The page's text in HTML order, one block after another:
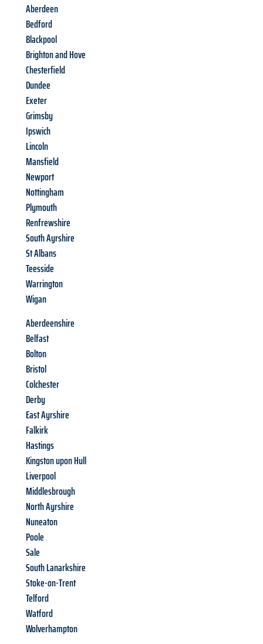
Aberdeen
Bedford
Blackpool
Brighton and Hove
Chesterfield
Dundee
Exeter
Grimsby
Ipswich
Lincoln
Mansfield
Newport
Nottingham
Plymouth
Renfrewshire
South Ayrshire
St Albans
Teesside
Warrington
Wigan
Aberdeenshire
Belfast
Bolton
Bristol
Colchester
Derby
East Ayrshire
Falkirk
Hastings
Kingston upon Hull
Liverpool
Middlesbrough
North Ayrshire
Nuneaton
Poole
Sale
South Lanarkshire
Stoke-on-Trent
Telford
Watford
Wolverhampton